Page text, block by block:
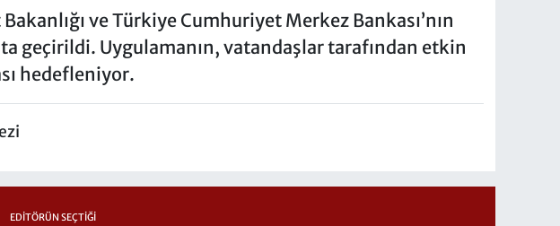
ve Türkiye Cumhuriyet Merkez Bankası’nın
geçirildi. Uygulamanın, vatandaşlar tarafından etkin
hedefleniyor.
EDITÖRÜN SEÇTIĞI